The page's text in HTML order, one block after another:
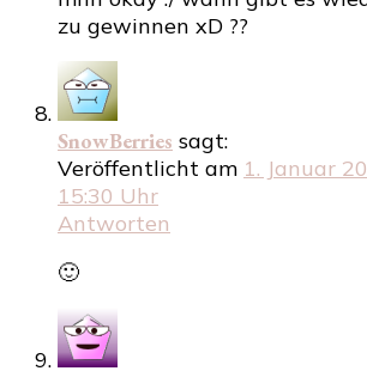
zu gewinnen xD ??
SnowBerries sagt:
Veröffentlicht am 1. Januar
15:30 Uhr
Antworten
🙂